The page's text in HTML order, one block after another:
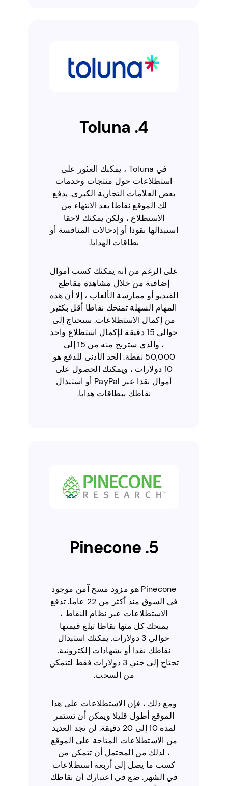
4. Toluna
في Toluna ، يمكنك العثور على
استطلاعات حول منتجات وخدمات
بعض العلامات التجارية الكبرى. يدفع
لك الموقع نقاطا بعد الانتهاء من
الاستطلاع ، ولكن يمكنك لاحقا
استبدالها نقودا أو إدخالات المنافسة أو
بطاقات الهدايا.
على الرغم من أنه يمكنك كسب أموال
إضافية من خلال مشاهدة مقاطع
الفيديو أو ممارسة الألعاب ، إلا أن هذه
المهام السهلة تمنحك نقاطا أقل بكثير
من إكمال الاستطلاعات. ستحتاج إلى
حوالي 15 دقيقة لإكمال استطلاع واحد
، والذي ستربح منه من 15 إلى
50,000 نقطة. الحد الأدنى للدفع هو
10 دولارات ، ويمكنك الحصول على
أموال نقدا عبر PayPal أو استبدال
نقاطك ببطاقات هدايا.
5. Pinecone
Pinecone هو مزود مسح آمن موجود
في السوق منذ أكثر من 22 عاما. تدفع
الاستطلاعات عبر نظام النقاط ،
يمنحك كل منها نقاطا تبلغ قيمتها
حوالي 3 دولارات. يمكنك استبدال
نقاطك نقدا أو بشهادات إلكترونية.
تحتاج إلى جني 3 دولارات فقط لتتمكن
من السحب.
ومع ذلك ، فإن الاستطلاعات على هذا
الموقع أطول قليلا ويمكن أن تستمر
لمدة 10 إلى 20 دقيقة. لن تجد العديد
من الاستطلاعات المتاحة على الموقع
، لذلك من المحتمل أن تتمكن من
كسب ما يصل إلى أربعة استطلاعات
في الشهر. ضع في اعتبارك أن نقاطك